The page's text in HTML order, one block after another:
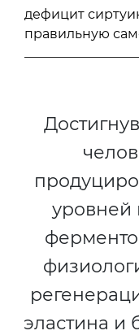
дефицит
правильную
уровней
эластина и